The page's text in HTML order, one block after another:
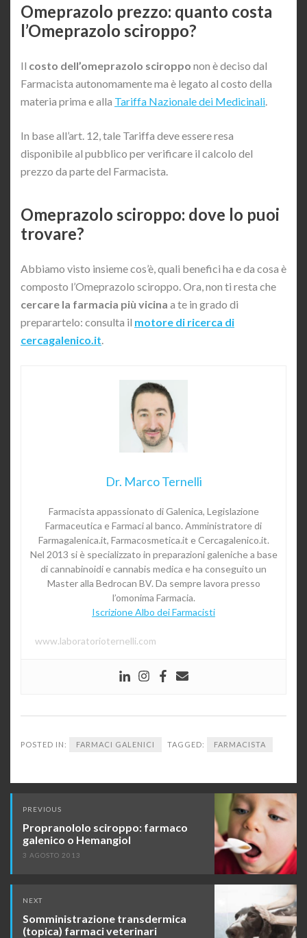
Omeprazolo prezzo: quanto costa
l’Omeprazolo sciroppo?
Il costo dell’omeprazolo sciroppo non è deciso dal
Farmacista autonomamente ma è legato al costo della
materia prima e alla Tariffa Nazionale dei Medicinali
In base all’art. 12, tale Tariffa deve essere resa
disponibile al pubblico per verificare il calcolo del
prezzo da parte del Farmacista.
Omeprazolo sciroppo: dove lo puoi
trovare?
Abbiamo visto insieme cos’è, quali benefici ha e da cosa è
composto l’Omeprazolo sciroppo. Ora, non ti resta che
cercare la farmacia più vicina a te in grado di
preparartelo: consulta il motore di ricerca di
cercagalenico.it
Dr. Marco Ternelli
Farmacista appassionato di Galenica, Legislazione
Farmaceutica e Farmaci al banco. Amministratore di
Farmagalenica.it, Farmacosmetica.it e Cercagalenico.it.
Nel 2013 si è specializzato in preparazioni galeniche a base
di cannabinoidi e cannabis medica e ha conseguito un
Master alla Bedrocan BV. Da sempre lavora presso
l’omonima Farmacia.
Iscrizione Albo dei Farmacisti
www.laboratorioternelli.com
POSTED IN: FARMACI GALENICI TAGGED: FARMACISTA
navigation
PREVIOUS
Propranololo sciroppo: farmaco
galenico o Hemangiol
3 AGOSTO 2013
NEXT
Somministrazione transdermica
(topica) farmaci veterinari